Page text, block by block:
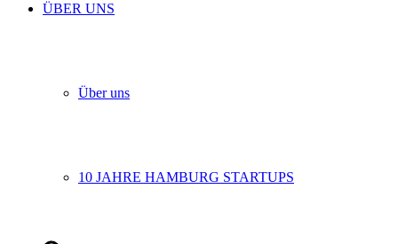
ÜBER UNS
Über uns
10 JAHRE HAMBURG STARTUPS